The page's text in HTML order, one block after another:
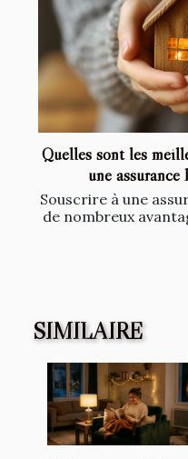
Quelles sont les
une
Souscrire à une
de nombreux
SIMILAIRE